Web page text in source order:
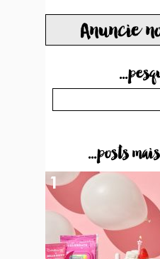
Anuncie
...posts
1